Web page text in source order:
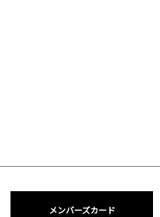
メンバーズカード